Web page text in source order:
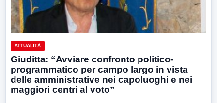
ATTUALITÀ
Giuditta: “Avviare confronto politico-
programmatico per campo largo in vista
delle amministrative nei capoluoghi e nei
maggiori centri al voto”